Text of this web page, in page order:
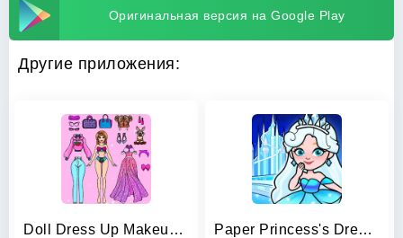
Оригинальная версия на Google Play
Другие приложения:
Doll Dress Up Makeup Girl Game Paper Princess's Dream Castle